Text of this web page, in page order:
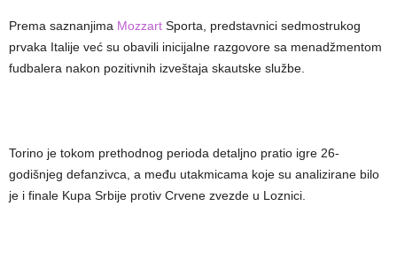
Prema saznanjima Mozzart Sporta, predstavnici sedmostrukog
prvaka Italije već su obavili inicijalne razgovore sa menadžmentom
fudbalera nakon pozitivnih izveštaja skautske službe.
Torino je tokom prethodnog perioda detaljno pratio igre 26-
godišnjeg defanzivca, a među utakmicama koje su analizirane bilo
je i finale Kupa Srbije protiv Crvene zvezde u Loznici.